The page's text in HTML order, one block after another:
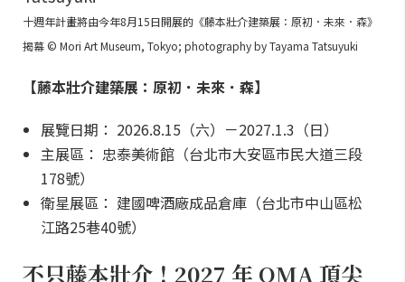
十週年計畫將由今年8月15日開展的《藤本壯介建築展：原初．未來．森》
揭幕 © Mori Art Museum, Tokyo; photography by Tayama Tatsuyuki
【藤本壯介建築展：原初．未來．森】
展覽日期： 2026.8.15（六）－2027.1.3（日）
主展區： 忠泰美術館（台北市大安區市民大道三段
178號）
衛星展區： 建國啤酒廠成品倉庫（台北市中山區松
江路25巷40號）
不只藤本壯介！2027 年 OMA 頂尖